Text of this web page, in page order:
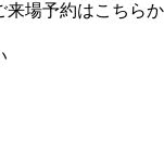
来場予約はこちらか